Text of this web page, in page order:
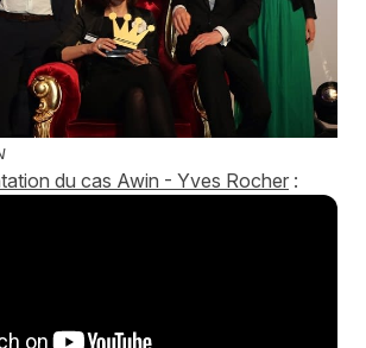
du cas Awin - Yves Rocher :